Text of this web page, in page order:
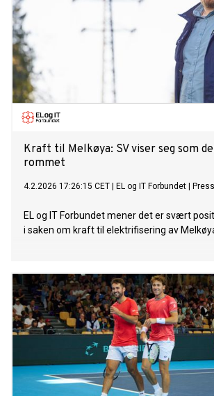
Kraft til Melkøya: SV viser seg som
rommet
4.2.2026 17:26:15 CET EL og IT Forbundet
EL og IT Forbundet mener det er svært
i saken om kraft til elektrifisering av